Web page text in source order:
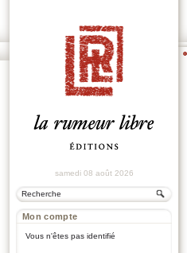
samedi 08 août 2026
Mon compte
Vous n'êtes pas identifié